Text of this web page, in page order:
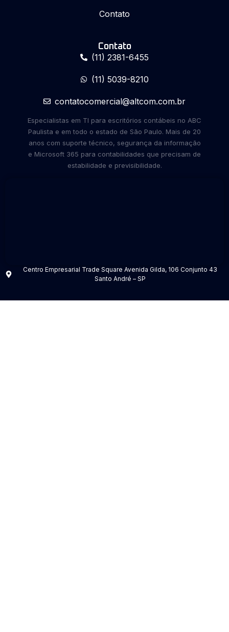
Contato
Contato
(11) 2381-6455
(11) 5039-8210
contatocomercial@altcom.com.br
Especialistas em TI para escritórios contábeis no ABC
Paulista e em todo o estado de São Paulo. Mais de 20
anos com suporte técnico, segurança da informação
e Microsoft 365 para contabilidades que precisam de
estabilidade e previsibilidade.
Centro Empresarial Trade Square Avenida Gilda, 106 Conjunto 43
Santo André – SP